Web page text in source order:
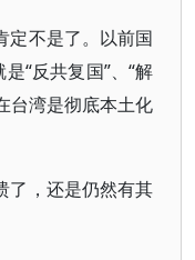
定不是了。以前国
“反共复国”、“解
台湾是彻底本土化
了，还是仍然有其